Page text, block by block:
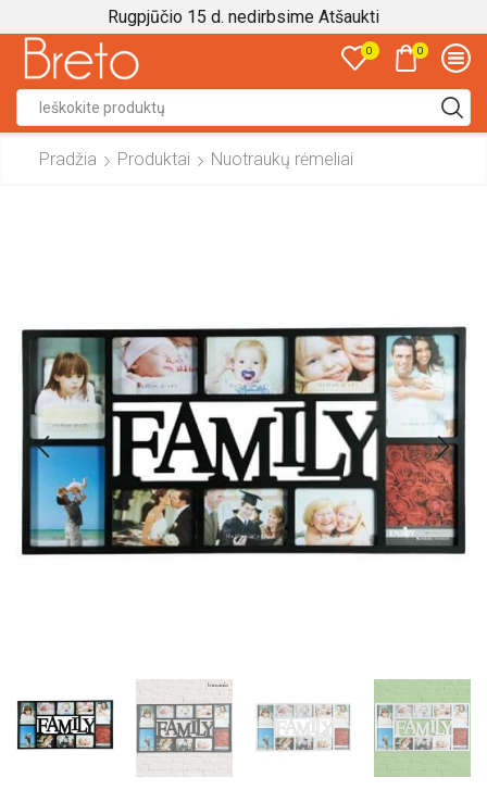
Rugpjūčio 15 d. nedirbsime Atšaukti
0 0
input
Pradžia Produktai Nuotraukų rėmeliai